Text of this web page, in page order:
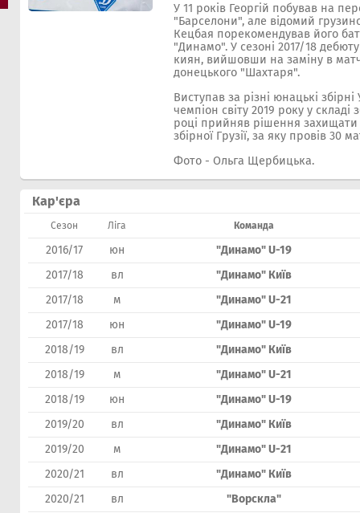
У 11 років Георгій побував на
"Барселони", але відомий
Кецбая порекомендував його
"Динамо". У сезоні 2017/18
киян, вийшовши на заміну в
донецького "Шахтаря".
Виступав за різні юнацькі збірні
чемпіон світу 2019 року у складі
році прийняв рішення захищати
збірної Грузії, за яку провів 30
Фото - Ольга Щербицька.
Кар'єра
Сезон Ліга Команда
2016/17 юн
"Динамо" U-19
2017/18
вл
"Динамо" Київ
2017/18
м
"Динамо" U-21
2017/18
юн
"Динамо" U-19
2018/19
вл
"Динамо" Київ
2018/19
м
"Динамо" U-21
2018/19
юн
"Динамо" U-19
2019/20
вл
"Динамо" Київ
2019/20
м
"Динамо" U-21
2020/21
вл
"Динамо" Київ
2020/21
вл
"Ворскла"